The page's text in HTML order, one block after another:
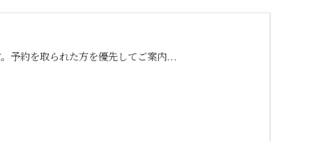
予約を取られた方を優先してご案内...